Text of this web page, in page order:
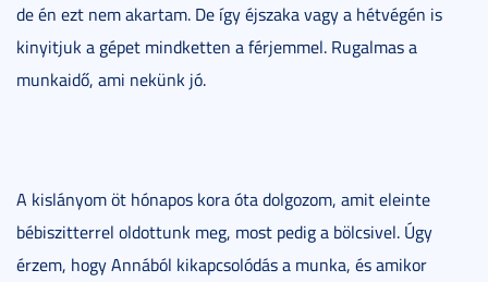
de én ezt nem akartam. De így éjszaka vagy a hétvégén is
kinyitjuk a gépet mindketten a férjemmel. Rugalmas a
munkaidő, ami nekünk jó.
A kislányom öt hónapos kora óta dolgozom, amit eleinte
bébiszitterrel oldottunk meg, most pedig a bölcsivel. Úgy
érzem, hogy Annából kikapcsolódás a munka, és amikor